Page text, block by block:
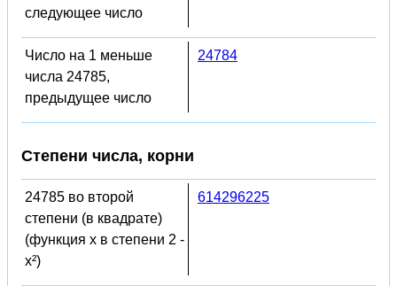
следующее число
Число на 1 меньше
числа 24785,
предыдущее число
24784
Степени числа, корни
24785 во второй
степени (в квадрате)
(функция x в степени 2 -
x²)
614296225